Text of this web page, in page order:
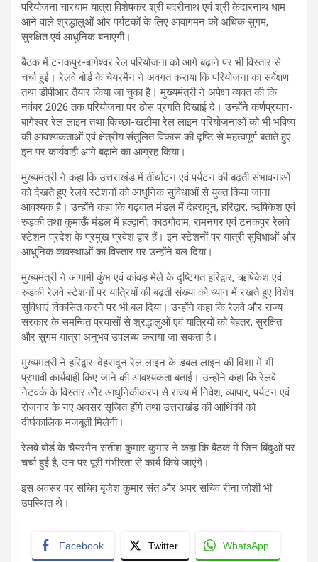
परियोजना चारधाम यात्रा विशेषकर श्री बदरीनाथ एवं श्री केदारनाथ धाम
आने वाले श्रद्धालुओं और पर्यटकों के लिए आवागमन को अधिक सुगम,
सुरक्षित एवं आधुनिक बनाएगी।
बैठक में टनकपुर-बागेश्वर रेल परियोजना को आगे बढ़ाने पर भी विस्तार से
चर्चा हुई। रेलवे बोर्ड के चेयरमैन ने अवगत कराया कि परियोजना का सर्वेक्षण
तथा डीपीआर तैयार किया जा चुका है। मुख्यमंत्री ने अपेक्षा व्यक्त की कि
नवंबर 2026 तक परियोजना पर ठोस प्रगति दिखाई दे। उन्होंने कर्णप्रयाग-
बागेश्वर रेल लाइन तथा किच्छा-खटीमा रेल लाइन परियोजनाओं को भी भविष्य
की आवश्यकताओं एवं क्षेत्रीय संतुलित विकास की दृष्टि से महत्वपूर्ण बताते हुए
इन पर कार्यवाही आगे बढ़ाने का आग्रह किया।
मुख्यमंत्री ने कहा कि उत्तराखंड में तीर्थाटन एवं पर्यटन की बढ़ती संभावनाओं
को देखते हुए रेलवे स्टेशनों को आधुनिक सुविधाओं से युक्त किया जाना
आवश्यक है। उन्होंने कहा कि गढ़वाल मंडल में देहरादून, हरिद्वार, ऋषिकेश एवं
रुड़की तथा कुमाऊँ मंडल में हल्द्वानी, काठगोदाम, रामनगर एवं टनकपुर रेलवे
स्टेशन प्रदेश के प्रमुख प्रवेश द्वार हैं। इन स्टेशनों पर यात्री सुविधाओं और
आधुनिक व्यवस्थाओं का विस्तार पर उन्होंने बल दिया।
मुख्यमंत्री ने आगामी कुंभ एवं कांवड़ मेले के दृष्टिगत हरिद्वार, ऋषिकेश एवं
रुड़की रेलवे स्टेशनों पर यात्रियों की बढ़ती संख्या को ध्यान में रखते हुए विशेष
सुविधाएं विकसित करने पर भी बल दिया। उन्होंने कहा कि रेलवे और राज्य
सरकार के समन्वित प्रयासों से श्रद्धालुओं एवं यात्रियों को बेहतर, सुरक्षित
और सुगम यात्रा अनुभव उपलब्ध कराया जा सकता है।
मुख्यमंत्री ने हरिद्वार-देहरादून रेल लाइन के डबल लाइन की दिशा में भी
प्रभावी कार्यवाही किए जाने की आवश्यकता बताई। उन्होंने कहा कि रेलवे
नेटवर्क के विस्तार और आधुनिकीकरण से राज्य में निवेश, व्यापार, पर्यटन एवं
रोजगार के नए अवसर सृजित होंगे तथा उत्तराखंड की आर्थिकी को
दीर्घकालिक मजबूती मिलेगी।
रेलवे बोर्ड के चैयरमैन सतीश कुमार कुमार ने कहा कि बैठक में जिन बिंदुओं पर
चर्चा हुई है, उन पर पूरी गंभीरता से कार्य किये जाएंगे।
इस अवसर पर सचिव बृजेश कुमार संत और अपर सचिव रीना जोशी भी
उपस्थित थे।
Facebook Twitter WhatsApp